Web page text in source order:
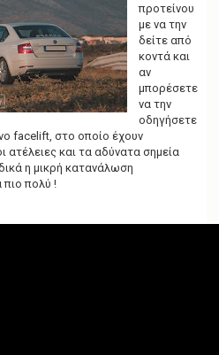
προτείνου
με να την
δείτε από
κοντά και
αν
μπορέσετε
να την
οδηγήσετε
facelift, στο οποίο έχουν
και τα αδύνατα σημεία
η μικρή κατανάλωση
πολύ !